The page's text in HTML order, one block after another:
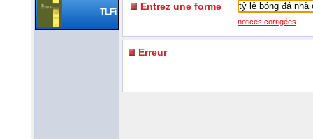
TLFi Entrez une forme
notices corrigées
Erreur